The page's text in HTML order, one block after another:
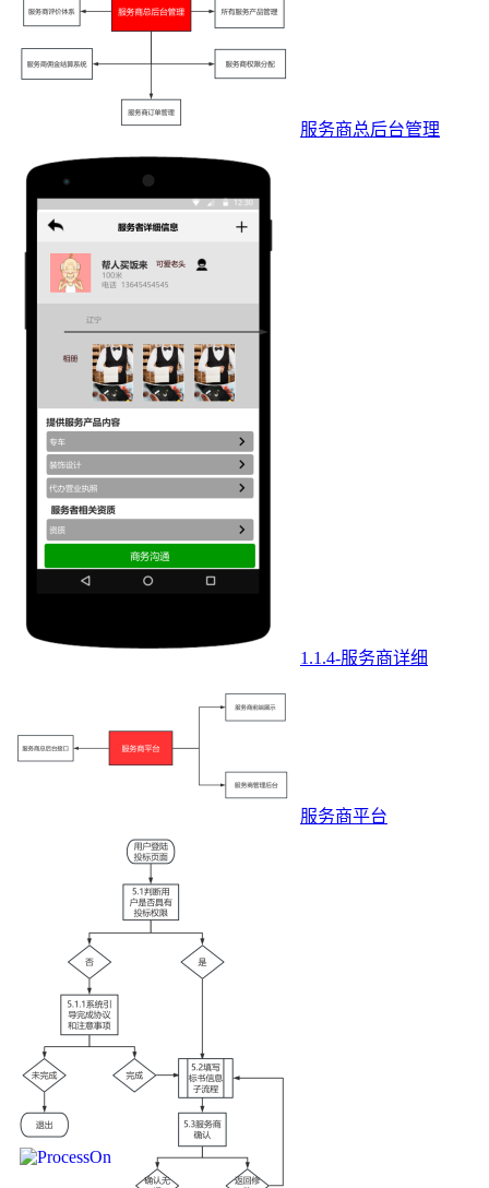
服务商总后台管理
1.1.4-服务商详细
服务商平台